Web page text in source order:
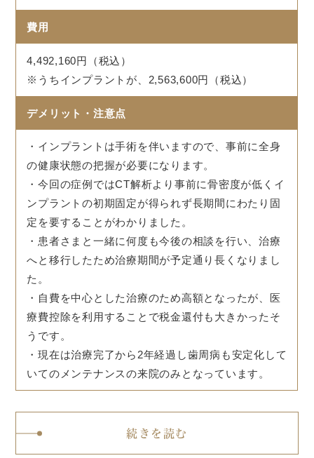
費用
4,492,160円（税込）
※うちインプラントが、2,563,600円（税込）
デメリット・注意点
・インプラントは手術を伴いますので、事前に全身
の健康状態の把握が必要になります。
・今回の症例ではCT解析より事前に骨密度が低くイ
ンプラントの初期固定が得られず長期間にわたり固
定を要することがわかりました。
・患者さまと一緒に何度も今後の相談を行い、治療
へと移行したため治療期間が予定通り長くなりまし
た。
・自費を中心とした治療のため高額となったが、医
療費控除を利用することで税金還付も大きかったそ
うです。
・現在は治療完了から2年経過し歯周病も安定化して
いてのメンテナンスの来院のみとなっています。
続きを読む